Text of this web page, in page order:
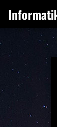
Inhalt
springen